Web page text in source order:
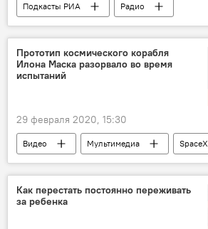
Подкасты РИА Радио
Прототип космического корабля
Илона Маска разорвало во время
испытаний
29 февраля 2020, 15:30
Видео Мультимедиа
SpaceX
Илон Маск
космос
Как перестать постоянно переживать
за ребенка